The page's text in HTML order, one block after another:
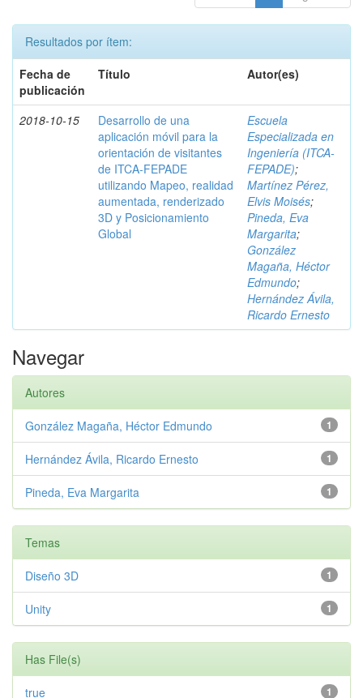
Resultados por ítem:
Fecha de
publicación
Título Autor(es)
2018-10-15
Desarrollo de una
aplicación móvil para la
orientación de visitantes
de ITCA-FEPADE
utilizando Mapeo, realidad
aumentada, renderizado
3D y Posicionamiento
Global
Escuela
Especializada en
Ingeniería (ITCA-
FEPADE);
Martínez Pérez,
Elvis Moisés;
Pineda, Eva
Margarita;
González
Magaña, Héctor
Edmundo;
Hernández Ávila,
Ricardo Ernesto
Navegar
Autores
1
González Magaña, Héctor Edmundo
1
Hernández Ávila, Ricardo Ernesto
1
Pineda, Eva Margarita
Temas
1
Diseño 3D
1
Unity
Has File(s)
1
true